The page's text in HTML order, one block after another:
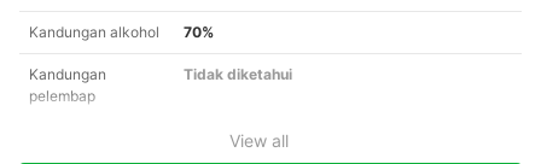
Kandungan alkohol 70%
Kandungan
pelembap
Tidak diketahui
View all